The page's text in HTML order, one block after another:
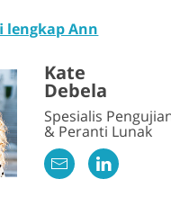
lengkap Ann
Kate
Debela
Spesialis
& Peranti Lunak